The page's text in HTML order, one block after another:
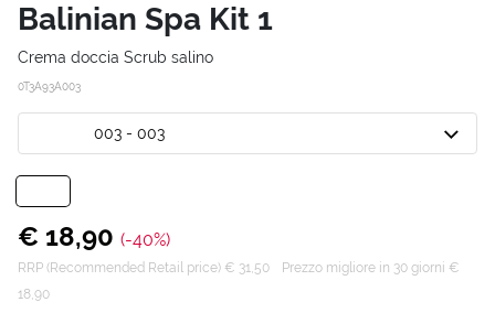
Balinian Spa Kit 1
Crema doccia Scrub salino
0T3A93A003
003 - 003
€ 18,90 (-40%)
RRP (Recommended Retail price) € 31,50
Prezzo migliore in 30 giorni €
18,90